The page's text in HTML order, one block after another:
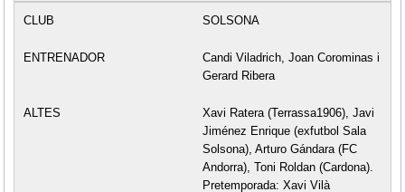
SOLSONA
Candi Viladrich, Joan Corominas i
Gerard Ribera
Xavi Ratera (Terrassa1906), Javi
Jiménez Enrique (exfutbol Sala
Solsona), Arturo Gándara (FC
Andorra), Toni Roldan (Cardona).
Pretemporada: Xavi Vilà